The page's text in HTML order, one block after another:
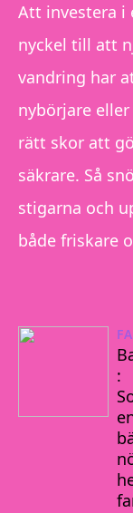
Att investera i
nyckel till att
vandring har
nybörjare
rätt skor att
säkrare. Så
stigarna och
både friskare
: